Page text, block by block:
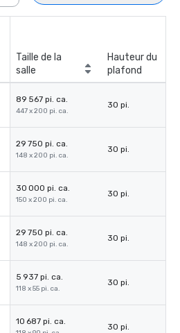
Taille de la
salle
Hauteur du
plafond
89 567 pi. ca.
447 x 200 pi. ca.
30 pi.
29 750 pi. ca.
148 x 200 pi. ca.
30 pi.
30 000 pi. ca.
150 x 200 pi. ca.
30 pi.
29 750 pi. ca.
148 x 200 pi. ca.
30 pi.
5 937 pi. ca.
118 x 55 pi. ca.
30 pi.
10 687 pi. ca.
30 pi.